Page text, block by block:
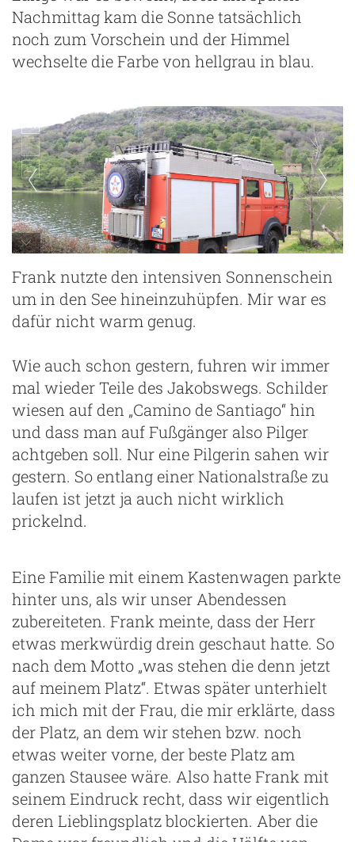
Nachmittag kam die Sonne tatsächlich
noch zum Vorschein und der Himmel
wechselte die Farbe von hellgrau in blau.
Frank nutzte den intensiven Sonnenschein
um in den See hineinzuhüpfen. Mir war es
dafür nicht warm genug.
Wie auch schon gestern, fuhren wir immer
mal wieder Teile des Jakobswegs. Schilder
wiesen auf den „Camino de Santiago“ hin
und dass man auf Fußgänger also Pilger
achtgeben soll. Nur eine Pilgerin sahen wir
gestern. So entlang einer Nationalstraße zu
laufen ist jetzt ja auch nicht wirklich
prickelnd.
Eine Familie mit einem Kastenwagen parkte
hinter uns, als wir unser Abendessen
zubereiteten. Frank meinte, dass der Herr
etwas merkwürdig drein geschaut hatte. So
nach dem Motto „was stehen die denn jetzt
auf meinem Platz“. Etwas später unterhielt
ich mich mit der Frau, die mir erklärte, dass
der Platz, an dem wir stehen bzw. noch
etwas weiter vorne, der beste Platz am
ganzen Stausee wäre. Also hatte Frank mit
seinem Eindruck recht, dass wir eigentlich
deren Lieblingsplatz blockierten. Aber die